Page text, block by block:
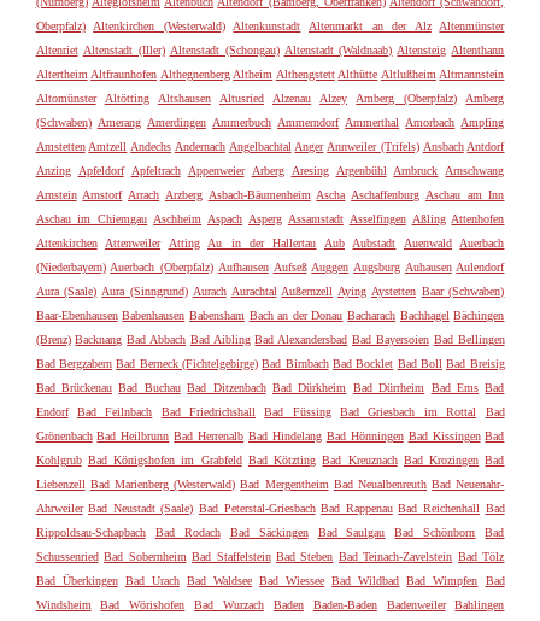
Oberpfalz)
Altenkirchen (Westerwald) Altenkunstadt Altenmarkt an der Alz
Altenmünster
Altenriet Altenstadt (Iller) Altenstadt (Schongau) Altenstadt (Waldnaab) Altensteig Altenthann
Altertheim Altfraunhofen Althegnenberg Altheim Althengstett Althütte Altlußheim Altmannstein
Altomünster
Altötting Altshausen Altusried Alzenau Alzey Amberg (Oberpfalz)
Amberg
(Schwaben) Amerang Amerdingen Ammerbuch Ammerndorf Ammerthal Amorbach Ampfing
Amstetten Amtzell Andechs Andernach Angelbachtal Anger Annweiler (Trifels) Ansbach Antdorf
Anzing
Apfeldorf Apfeltrach Appenweier Arberg Aresing Argenbühl Arnbruck
Arnschwang
Arnstein Arnstorf Arrach Arzberg Asbach-Bäumenheim Ascha Aschaffenburg Aschau am Inn
Aschau im Chiemgau Aschheim Aspach Asperg Assamstadt Asselfingen Aßling Attenhofen
Attenkirchen
Attenweiler Atting Au in der Hallertau Aub Aubstadt Auenwald
Auerbach
(Niederbayern) Auerbach (Oberpfalz) Aufhausen Aufseß Auggen Augsburg Auhausen Aulendorf
Aura (Saale) Aura (Sinngrund) Aurach Aurachtal Außernzell Aying Aystetten Baar (Schwaben)
Baar-Ebenhausen Babenhausen Babensham Bach an der Donau Bacharach Bachhagel Bächingen
(Brenz) Backnang Bad Abbach Bad Aibling Bad Alexandersbad Bad Bayersoien Bad Bellingen
Bad Bergzabern Bad Berneck (Fichtelgebirge) Bad Birnbach Bad Bocklet Bad Boll Bad Breisig
Bad Brückenau Bad Buchau Bad Ditzenbach Bad Dürkheim Bad Dürrheim Bad Ems Bad
Endorf
Bad Feilnbach Bad Friedrichshall Bad Füssing Bad Griesbach im Rottal
Bad
Grönenbach Bad Heilbrunn Bad Herrenalb Bad Hindelang Bad Hönningen Bad Kissingen Bad
Kohlgrub Bad Königshofen im Grabfeld Bad Kötzting Bad Kreuznach Bad Krozingen Bad
Liebenzell Bad Marienberg (Westerwald) Bad Mergentheim Bad Neualbenreuth Bad Neuenahr-
Ahrweiler Bad Neustadt (Saale) Bad Peterstal-Griesbach Bad Rappenau Bad Reichenhall Bad
Rippoldsau-Schapbach
Bad Rodach Bad Säckingen Bad Saulgau Bad Schönborn
Bad
Schussenried Bad Sobernheim Bad Staffelstein Bad Steben Bad Teinach-Zavelstein Bad Tölz
Bad Überkingen Bad Urach Bad Waldsee Bad Wiessee Bad Wildbad Bad Wimpfen
Bad
Windsheim
Bad Wörishofen Bad Wurzach Baden Baden-Baden Badenweiler
Bahlingen